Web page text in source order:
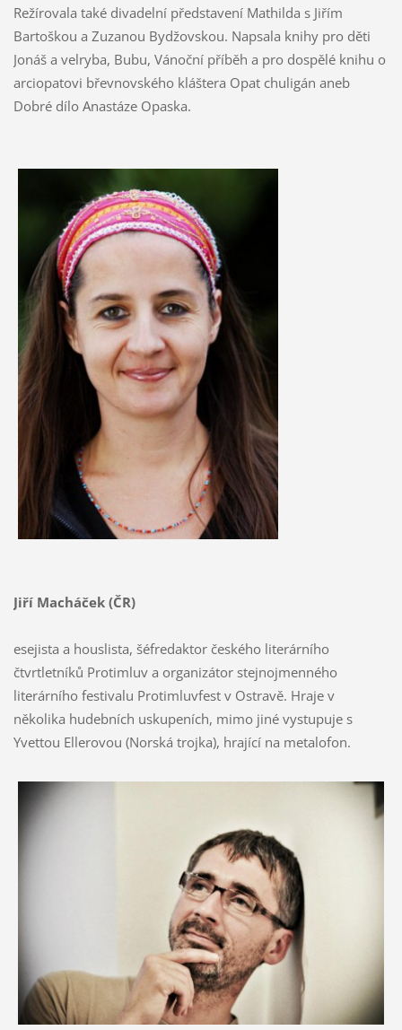
Režírovala také divadelní představení Mathilda s Jiřím
Bartoškou a Zuzanou Bydžovskou. Napsala knihy pro děti
Jonáš a velryba, Bubu, Vánoční příběh a pro dospělé knihu o
arciopatovi břevnovského kláštera Opat chuligán aneb
Dobré dílo Anastáze Opaska.
Jiří Macháček (ČR)
esejista a houslista, šéfredaktor českého literárního
čtvrtletníků Protimluv a organizátor stejnojmenného
literárního festivalu Protimluvfest v Ostravě. Hraje v
několika hudebních uskupeních, mimo jiné vystupuje s
Yvettou Ellerovou (Norská trojka), hrající na metalofon.